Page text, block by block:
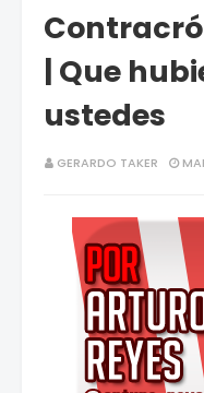
| Que
ustedes
GERARDO TAKER